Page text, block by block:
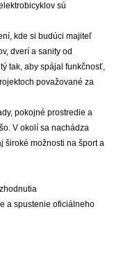
sú
kde si budúci majiteľ
dverí a sanity od
tak, aby spájal funkčnosť,
považované za
pokojné prostredie a
V okolí sa nachádza
široké možnosti na šport a
a spustenie oficiálneho